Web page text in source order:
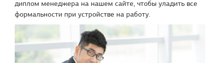
диплом менеджера на нашем сайте, чтобы уладить все
формальности при устройстве на работу.